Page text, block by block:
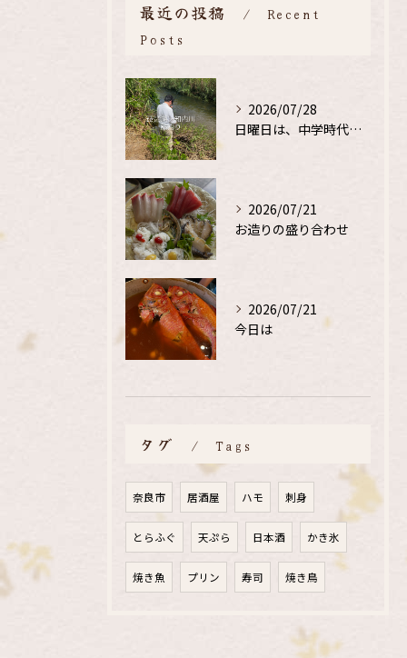
最近の投稿
Recent
Posts
2026/07/28
日曜日は、中学時代の、同級生と鮎釣り
2026/07/21
お造りの盛り合わせ
2026/07/21
今日は
タグ Tags
奈良市 居酒屋 ハモ 刺身
とらふぐ 天ぷら 日本酒 かき氷
焼き魚 プリン 寿司 焼き鳥